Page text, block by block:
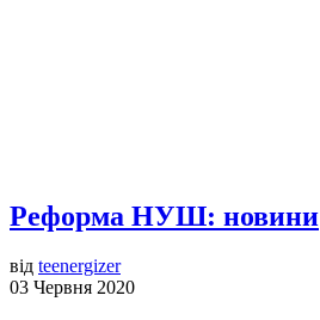
Реформа НУШ: новини
від teenergizer
03 Червня 2020